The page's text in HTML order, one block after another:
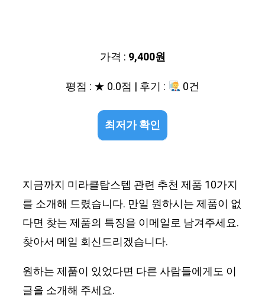
가격 : 9,400원
평점 : ★ 0.0점 | 후기 :
0건
최저가 확인
지금까지 미라클탑스텝 관련 추천 제품 10가지
를 소개해 드렸습니다. 만일 원하시는 제품이 없
다면 찾는 제품의 특징을 이메일로 남겨주세요.
찾아서 메일 회신드리겠습니다.
원하는 제품이 있었다면 다른 사람들에게도 이
글을 소개해 주세요.